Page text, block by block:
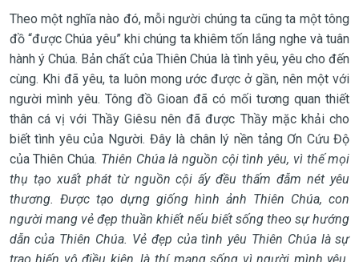
Theo một nghĩa nào đó, mỗi người chúng ta cũng ta một tông
đồ “được Chúa yêu” khi chúng ta khiêm tốn lắng nghe và tuân
hành ý Chúa. Bản chất của Thiên Chúa là tình yêu, yêu cho đến
cùng. Khi đã yêu, ta luôn mong ước được ở gần, nên một với
người mình yêu. Tông đồ Gioan đã có mối tương quan thiết
thân cá vị với Thầy Giêsu nên đã được Thầy mặc khải cho
biết tình yêu của Người. Đây là chân lý nền tảng Ơn Cứu Độ
của Thiên Chúa. Thiên Chúa là nguồn cội tình yêu, vì thế mọi
thụ tạo xuất phát từ nguồn cội ấy đều thấm đẫm nét yêu
thương. Được tạo dựng giống hình ảnh Thiên Chúa, con
người mang vẻ đẹp thuần khiết nếu biết sống theo sự hướng
dẫn của Thiên Chúa. Vẻ đẹp của tình yêu Thiên Chúa là sự
trao hiến vô điều kiện, là thí mạng sống vì người mình yêu.